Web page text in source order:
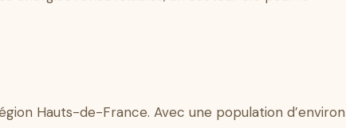
Hauts-de-France. Avec une population d’environ